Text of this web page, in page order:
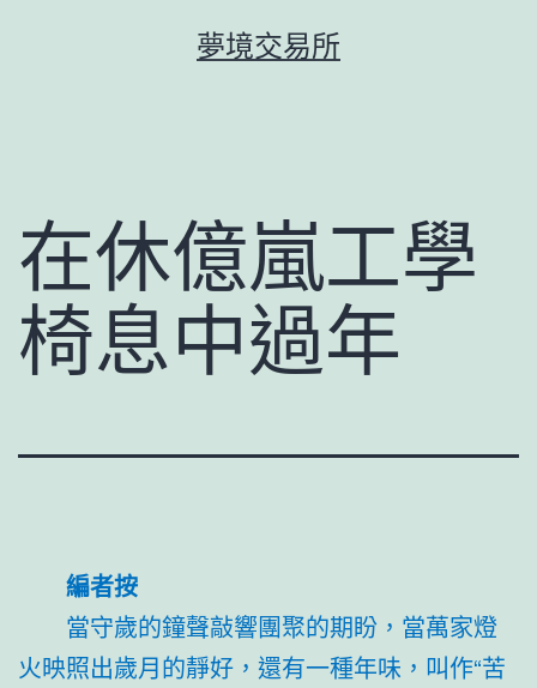
夢境交易所
在休億嵐工學
椅息中過年
編者按
當守歲的鐘聲敲響團聚的期盼，當萬家燈
火映照出歲月的靜好，還有一種年味，叫作“苦